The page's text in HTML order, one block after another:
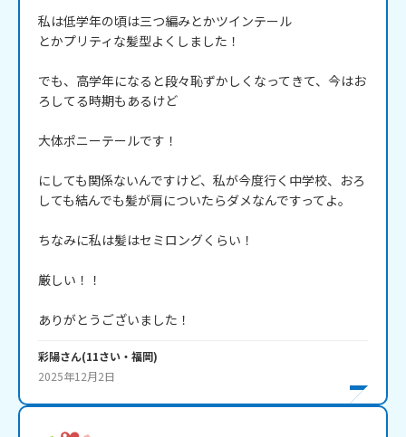
私は低学年の頃は三つ編みとかツインテール
とかプリティな髪型よくしました！
でも、高学年になると段々恥ずかしくなってきて、今はお
ろしてる時期もあるけど
大体ポニーテールです！
にしても関係ないんですけど、私が今度行く中学校、おろ
しても結んでも髪が肩についたらダメなんですってよ。
ちなみに私は髪はセミロングくらい！
厳しい！！
彩陽さん(11さい・ 福岡)
2025年12月2日